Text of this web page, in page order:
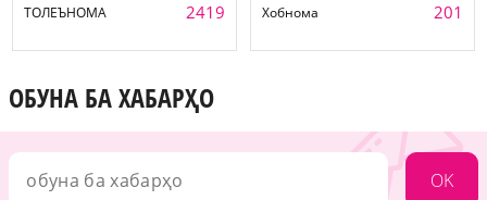
ТОЛЕЪНОМА 2419 Хобнома 201
ОБУНА БА ХАБАРҲО
OK